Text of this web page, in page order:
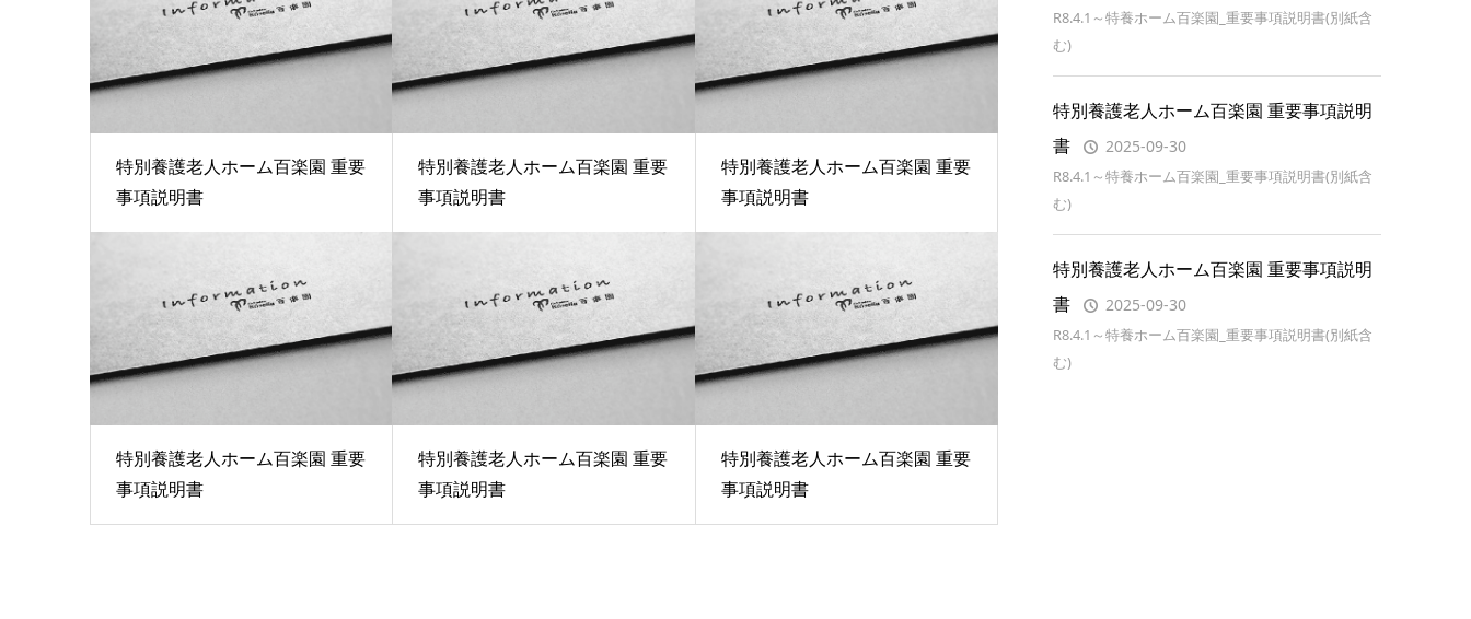
特別養護老人ホーム百楽園 重要
事項説明書
特別養護老人ホーム百楽園 重要
事項説明書
特別養護老人ホーム百楽園 重要
事項説明書
特別養護老人ホーム百楽園 重要
事項説明書
特別養護老人ホーム百楽園 重要
事項説明書
特別養護老人ホーム百楽園 重要
事項説明書
R8.4.1～特養ホーム百楽園_重要事項説明書(別紙含
む)
特別養護老人ホーム百楽園 重要事項説明
書
2025-09-30
R8.4.1～特養ホーム百楽園_重要事項説明書(別紙含
む)
特別養護老人ホーム百楽園 重要事項説明
書
2025-09-30
R8.4.1～特養ホーム百楽園_重要事項説明書(別紙含
む)